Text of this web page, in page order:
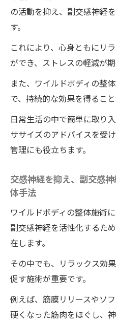
徳島県の整体院・
整体施術と組み
慣
利用者の体験談か
整体の効果
の活動を抑え、副交感神経
す。
これにより、心身ともにリ
ができ、ストレスの軽減が期
また、ワイルドボディの整
で、持続的な効果を得ること
日常生活の中で簡単に取り
ササイズのアドバイスを受
管理にも役立ちます。
交感神経を抑え、副交感
体手法
ワイルドボディの整体施術
副交感神経を活性化するた
在します。
その中でも、リラックス効
促す施術が重要です。
例えば、筋膜リリースやソ
硬くなった筋肉をほぐし、